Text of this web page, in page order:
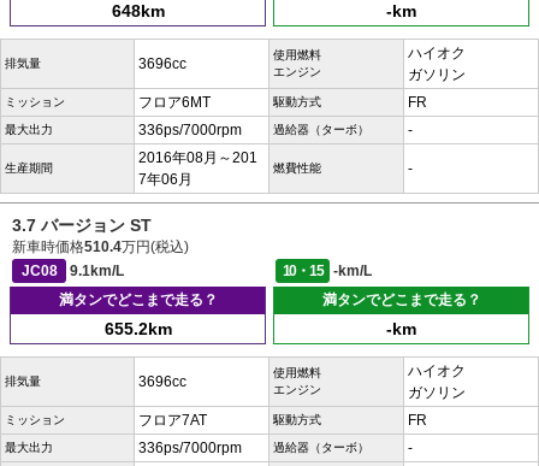
648km -km
排気量 3696cc
使用燃料
エンジン
ハイオク
ガソリン
ミッション フロア6MT 駆動方式 FR
最大出力 336ps/7000rpm 過給器（ターボ） -
生産期間
2016年08月～201
7年06月
燃費性能 -
3.7 バージョン ST
新車時価格510.4万円(税込)
JC08
9.1km/L 10・15
-km/L
満タンでどこまで走る？
655.2km
満タンでどこまで走る？
-km
排気量 3696cc
使用燃料
エンジン
ハイオク
ガソリン
ミッション フロア7AT 駆動方式 FR
最大出力 336ps/7000rpm 過給器（ターボ） -